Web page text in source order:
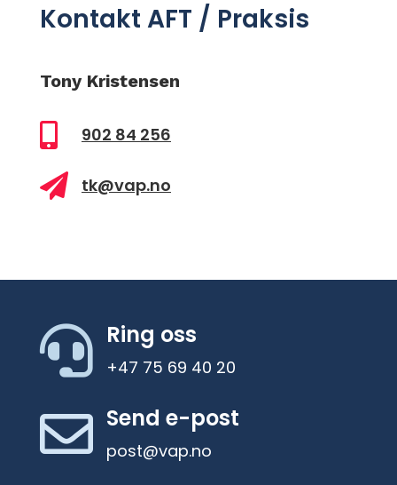
Kontakt AFT / Praksis
Tony Kristensen
 902 84 256
 tk@vap.no
 Ring oss
+47 75 69 40 20
 Send e-post
post@vap.no